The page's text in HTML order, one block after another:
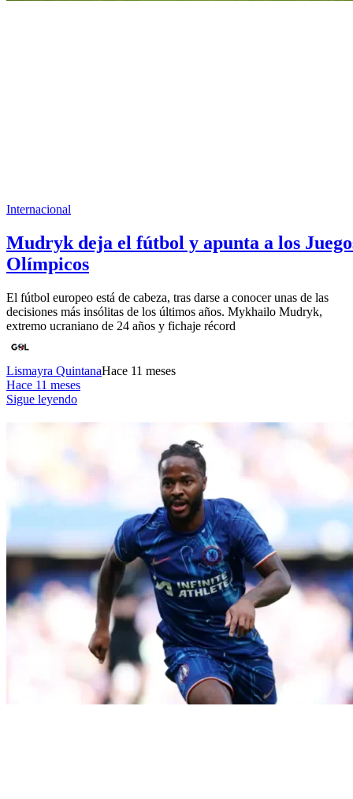
Internacional
Mudryk deja el fútbol y apunta a los
Olímpicos
El fútbol europeo está de cabeza, tras darse a conocer unas de las
decisiones más insólitas de los últimos años. Mykhailo Mudryk,
extremo ucraniano de 24 años y fichaje récord
Lismayra QuintanaHace 11 meses
Hace 11 meses
Sigue leyendo